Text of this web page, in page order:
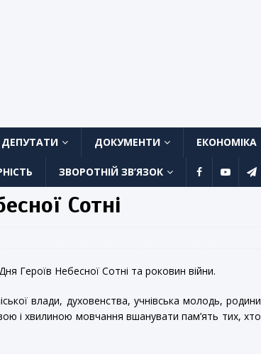
ДЕПУТАТИ ДОКУМЕНТИ ЕКОНОМІКА
ЗВОРОТНІЙ ЗВ’ЯЗОК
Сотні
Героїв Небесної Сотні та роковин війни.
влади, духовенства, учнівська молодь, родини
і хвилиною мовчання вшанувати пам’ять тих, хто